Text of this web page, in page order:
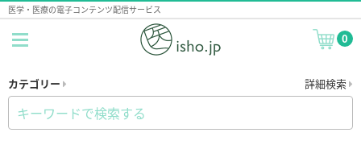
医学・医療の電子コンテンツ配信サービス
0
カテゴリー 詳細検索